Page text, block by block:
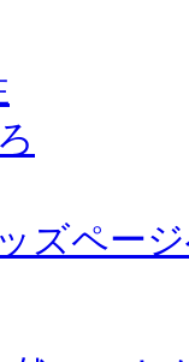
ズペー